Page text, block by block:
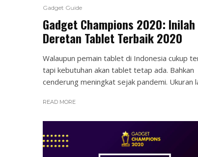
Gadget Guide
Gadget Champions 2020: Inilah
Deretan Tablet Terbaik 2020
Walaupun pemain tablet di Indonesia cukup
tapi kebutuhan akan tablet tetap ada. Bahkan
cenderung meningkat sejak pandemi. Ukuran
READ MORE